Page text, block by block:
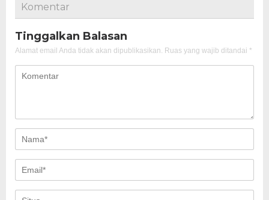
Komentar
Tinggalkan Balasan
Alamat email Anda tidak akan dipublikasikan. Ruas yang wajib ditandai *